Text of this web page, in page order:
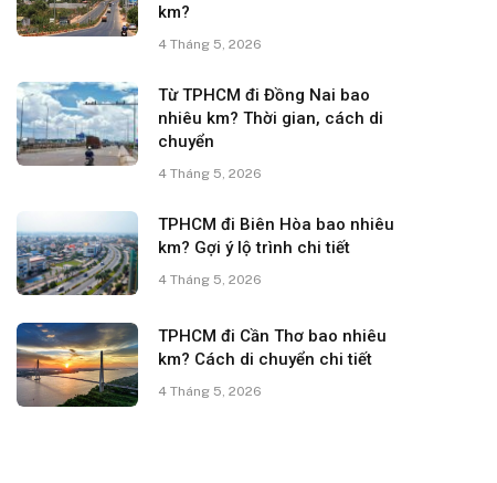
km?
4 Tháng 5, 2026
Từ TPHCM đi Đồng Nai bao
nhiêu km? Thời gian, cách di
chuyển
4 Tháng 5, 2026
TPHCM đi Biên Hòa bao nhiêu
km? Gợi ý lộ trình chi tiết
4 Tháng 5, 2026
TPHCM đi Cần Thơ bao nhiêu
km? Cách di chuyển chi tiết
4 Tháng 5, 2026